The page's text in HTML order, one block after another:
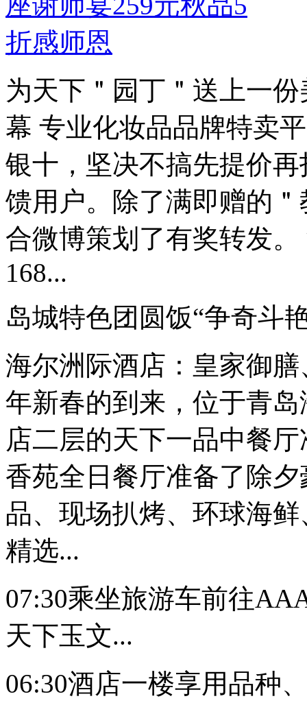
为天下＂园丁＂送上一
幕 专业化妆品品牌特卖
银十，坚决不搞先提价
馈用户。除了满即赠的
合微博策划了有奖转发
168...
岛城特色团圆饭“争奇斗
海尔洲际酒店：皇家御
年新春的到来，位于青
店二层的天下一品中餐
香苑全日餐厅准备了除
品、现场扒烤、环球海
精选...
07:30乘坐旅游车前往
天下玉文...
06:30酒店一楼享用品种